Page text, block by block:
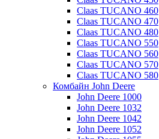
Claas TUCANO 460
Claas TUCANO 470
Claas TUCANO 480
Claas TUCANO 550
Claas TUCANO 560
Claas TUCANO 570
Claas TUCANO 580
Комбайн John Deere
John Deere 1000
John Deere 1032
John Deere 1042
John Deere 1052